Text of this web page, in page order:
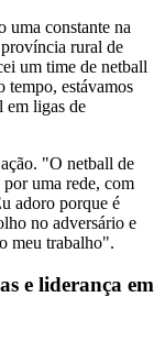
uma constante na
rural de
um time de netball
tempo, estávamos
em ligas de
"O netball de
por uma rede, com
adoro porque é
no adversário e
meu trabalho".
e liderança em